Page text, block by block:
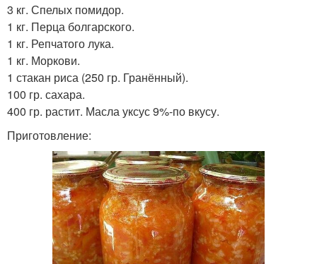
3 кг. Спелых помидор.
1 кг. Перца болгарского.
1 кг. Репчатого лука.
1 кг. Моркови.
1 стакан риса (250 гр. Гранённый).
100 гр. сахара.
400 гр. растит. Масла уксус 9%-по вкусу.
Приготовление: